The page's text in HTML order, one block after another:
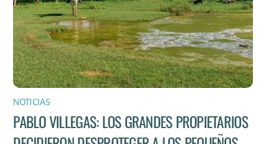
NOTICIAS
PABLO VILLEGAS: LOS GRANDES PROPIETARIOS